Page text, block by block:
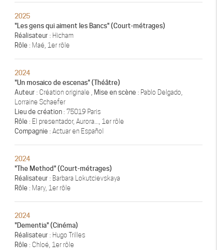
2025
"Les gens qui aiment les Bancs" (Court-métrages)
Réalisateur : Hicham
Rôle : Maé, 1er rôle
2024
"Un mosaico de escenas" (Théâtre)
Auteur : Création originale , Mise en scène : Pablo Delgado,
Lorraine Schaefer
Lieu de création : 75019 Paris
Rôle : El presentador, Aurora..., 1er rôle
Compagnie : Actuar en Español
2024
"The Method" (Court-métrages)
Réalisateur : Barbara Lokutcievskaya
Rôle : Mary, 1er rôle
2024
"Dementia" (Cinéma)
Réalisateur : Hugo Trilles
Rôle : Chloé, 1er rôle